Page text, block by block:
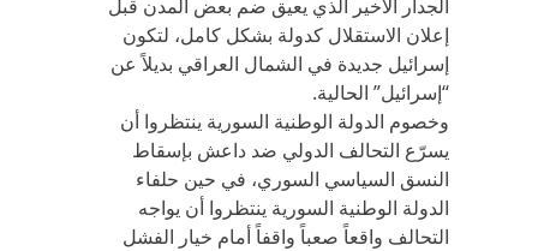
الجدار الأخير الذي يعيق ضم بعض المدن قبل
إعلان الاستقلال كدولة بشكل كامل، لتكون
إسرائيل جديدة في الشمال العراقي بديلاً عن
“إسرائيل” الحالية.
وخصوم الدولة الوطنية السورية ينتظروا أن
يسرّع التحالف الدولي ضد داعش بإسقاط
النسق السياسي السوري، في حين حلفاء
الدولة الوطنية السورية ينتظروا أن يواجه
التحالف واقعاً صعباً واقفاً أمام خيار الفشل